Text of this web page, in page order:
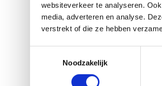
websiteverkeer te analyseren.
media, adverteren en analyse.
verstrekt of die ze hebben
Noodzakelijk